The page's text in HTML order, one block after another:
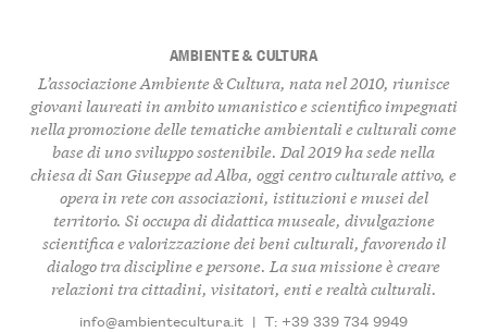
AMBIENTE & CULTURA
L’associazione Ambiente & Cultura, nata nel 2010, riunisce
giovani laureati in ambito umanistico e scientifico impegnati
nella promozione delle tematiche ambientali e culturali come
base di uno sviluppo sostenibile. Dal 2019 ha sede nella
chiesa di San Giuseppe ad Alba, oggi centro culturale attivo, e
opera in rete con associazioni, istituzioni e musei del
territorio. Si occupa di didattica museale, divulgazione
scientifica e valorizzazione dei beni culturali, favorendo il
dialogo tra discipline e persone. La sua missione è creare
relazioni tra cittadini, visitatori, enti e realtà culturali.
info@ambientecultura.it | T: +39 339 734 9949